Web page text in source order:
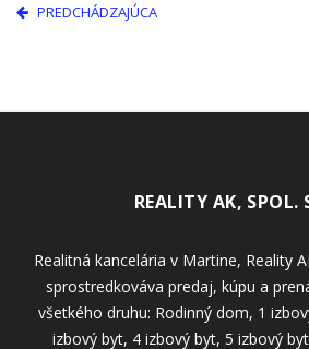
PREDCHÁDZAJÚCA
REALITY AK, SPOL.
Realitná kancelária v Martine, Reality
sprostredkováva predaj, kúpu a
všetkého druhu: Rodinný dom, 1
izbový byt, 4 izbový byt, 5 izbový